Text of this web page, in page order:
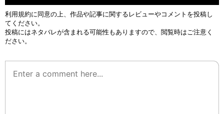
利用規約に同意の上、作品や記事に関するレビューやコメントを投稿し
てください。
投稿にはネタバレが含まれる可能性もありますので、閲覧時はご注意く
ださい。